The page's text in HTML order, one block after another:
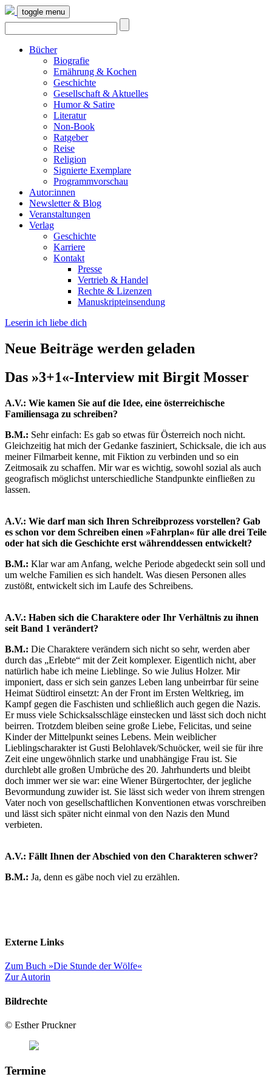
toggle menu
Bücher
Biografie
Ernährung & Kochen
Geschichte
Gesellschaft & Aktuelles
Humor & Satire
Literatur
Non-Book
Ratgeber
Reise
Religion
Signierte Exemplare
Programmvorschau
Autor:innen
Newsletter & Blog
Veranstaltungen
Verlag
Geschichte
Karriere
Kontakt
Presse
Vertrieb & Handel
Rechte & Lizenzen
Manuskripteinsendung
Leserin ich liebe dich
Neue Beiträge werden geladen
Das »3+1«-Interview mit Birgit Mosser
A.V.: Wie kamen Sie auf die Idee, eine österreichische
Familiensaga zu schreiben?
B.M.: Sehr einfach: Es gab so etwas für Österreich noch nicht.
Gleichzeitig hat mich der Gedanke fasziniert, Schicksale, die ich aus
meiner Filmarbeit kenne, mit Fiktion zu verbinden und so ein
Zeitmosaik zu schaffen. Mir war es wichtig, sowohl sozial als auch
geografisch möglichst unterschiedliche Standpunkte einfließen zu
lassen.
A.V.: Wie darf man sich Ihren Schreibprozess vorstellen? Gab
es schon vor dem Schreiben einen »Fahrplan« für alle drei Teile
oder hat sich die Geschichte erst währenddessen entwickelt?
B.M.: Klar war am Anfang, welche Periode abgedeckt sein soll und
um welche Familien es sich handelt. Was diesen Personen alles
zustößt, entwickelt sich im Laufe des Schreibens.
A.V.: Haben sich die Charaktere oder Ihr Verhältnis zu ihnen
seit Band 1 verändert?
B.M.: Die Charaktere verändern sich nicht so sehr, werden aber
durch das „Erlebte“ mit der Zeit komplexer. Eigentlich nicht, aber
natürlich habe ich meine Lieblinge. So wie Julius Holzer. Mir
imponiert, dass er sich sein ganzes Leben lang unbeirrbar für seine
Heimat Südtirol einsetzt: An der Front im Ersten Weltkrieg, im
Kampf gegen die Faschisten und schließlich auch gegen die Nazis.
Er muss viele Schicksalsschläge einstecken und lässt sich doch nicht
beirren. Trotzdem bleiben seine große Liebe, Felicitas, und seine
Kinder der Mittelpunkt seines Lebens. Mein weiblicher
Lieblingscharakter ist Gusti Belohlavek/Schuöcker, weil sie für ihre
Zeit eine ungewöhnlich starke und unabhängige Frau ist. Sie
durchlebt alle großen Umbrüche des 20. Jahrhunderts und bleibt
doch immer wer sie war: eine Wiener Bürgertochter, der jegliche
Bevormundung zuwider ist. Sie lässt sich weder von ihrem strengen
Vater noch von gesellschaftlichen Konventionen etwas vorschreiben
und lässt sich später nicht einmal von den Nazis den Mund
verbieten.
A.V.: Fällt Ihnen der Abschied von den Charakteren schwer?
B.M.: Ja, denn es gäbe noch viel zu erzählen.
Externe Links
Zum Buch »Die Stunde der Wölfe«
Zur Autorin
Bildrechte
© Esther Pruckner
Termine